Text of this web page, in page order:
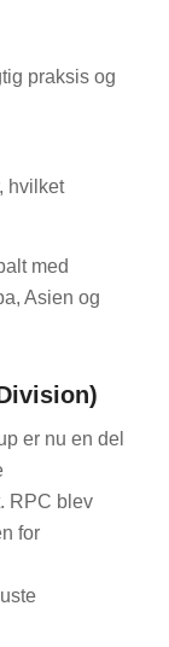
praksis og
hvilket
med
Asien og
er nu en del
RPC blev
for